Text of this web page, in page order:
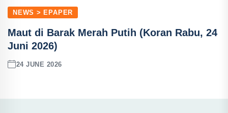
NEWS > EPAPER
Maut di Barak Merah Putih (Koran Rabu, 24
Juni 2026)
24 JUNE 2026